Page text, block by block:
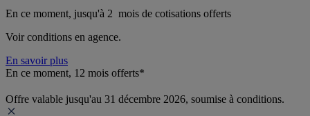
En ce moment, jusqu'à 2  mois de cotisations offerts
Voir conditions en agence.
En savoir plus
En ce moment, 12 mois offerts*
Offre valable jusqu'au 31 décembre 2026, soumise à conditions.